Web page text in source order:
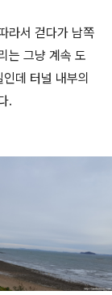
라서 걷다가 남쪽
는 그냥 계속 도
데 터널 내부의
.